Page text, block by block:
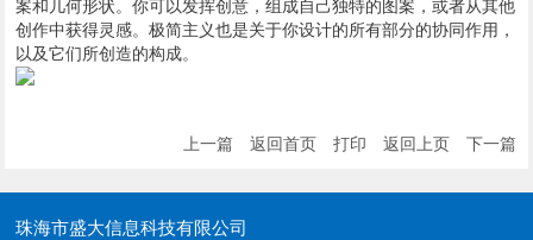
案和几何形状。你可以发挥创意，组成自己独特的图案，或者从其他
创作中获得灵感。极简主义也是关于你设计的所有部分的协同作用，
以及它们所创造的构成。
上一篇 返回首页 打印 返回上页 下一篇
珠海市盛大信息科技有限公司